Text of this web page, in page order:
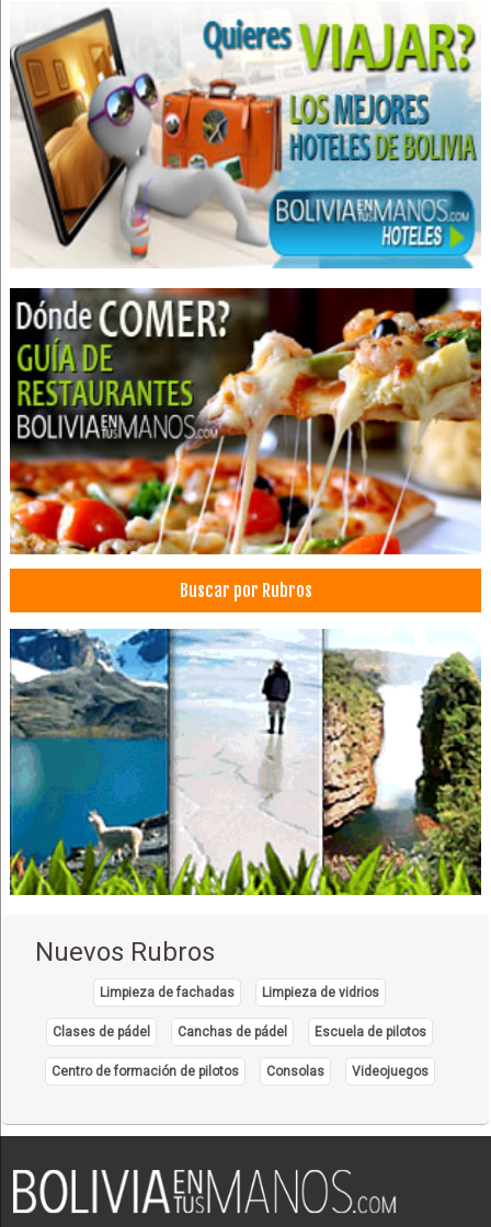
Configuración de Redes
Cámaras de seguridad
Datacenter
Rastreo Satelital
Redes inalambricas
Redes
Sistemas de Seguridad
Sistemas de vigilancia
Vigilacia Electrónica
Servicios Empresariales
Barbería
Peluquerías
Salones de Belleza
Agente Inmobiliario
Asesor inmobiliario
Bienes Raíces
Bienes inmuebles
Abogados laboralistas
Abogados penalistas
Seguridad Bancaria
Seguridad Financiera
Buscar por Rubros
Nuevos Rubros
Limpieza de fachadas Limpieza de vidrios
Clases de pádel Canchas de pádel Escuela de pilotos
Centro de formación de pilotos Consolas Videojuegos